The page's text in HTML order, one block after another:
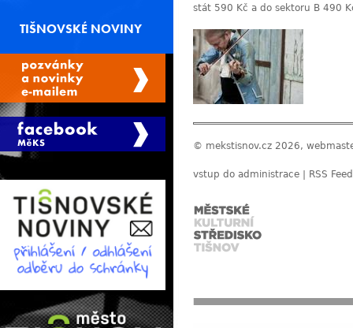
stát 590 Kč a do sektoru B 490
© mekstisnov.cz 2026,
vstup do administrace RSS Feed
TIŠNOVSKÉ NOVINY